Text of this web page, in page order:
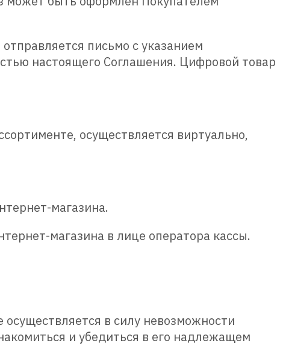
письмо с указанием
настоящего Соглашения. Цифровой товар
осуществляется виртуально,
магазина.
магазина в лице оператора кассы.
в силу невозможности
и убедиться в его надлежащем